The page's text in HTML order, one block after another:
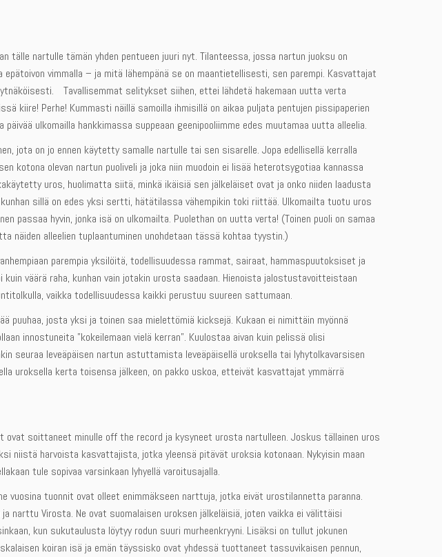
tälle nartulle tämän yhden pentueen juuri nyt. Tilanteessa, jossa nartun juoksu on
vimmalla – ja mitä lähempänä se on maantietellisesti, sen parempi. Kasvattajat
Tavallisemmat selitykset siihen, ettei lähdetä hakemaan uutta verta
kiire! Perhe! Kummasti näillä samoilla ihmisillä on aikaa puljata pentujen pissipaperien
ulkomailla hankkimassa suppeaan geenipooliimme edes muutamaa uutta alleelia.
jota on jo ennen käytetty samalle nartulle tai sen sisarelle. Jopa edellisellä kerralla
kotona olevan nartun puoliveli ja joka niin muodoin ei lisää heterotsygotiaa kannassa
uros, huolimatta siitä, minkä ikäisiä sen jälkeläiset ovat ja onko niiden laadusta
sillä on edes yksi sertti, hätätilassa vähempikin toki riittää. Ulkomailta tuotu uros
passaa hyvin, jonka isä on ulkomailta. Puolethan on uutta verta! (Toinen puoli on samaa
alleelien tuplaantuminen unohdetaan tässä kohtaa tyystin.)
parempia yksilöitä, todellisuudessa rammat, sairaat, hammaspuutoksiset ja
väärä raha, kunhan vain jotakin urosta saadaan. Hienoista jalostustavoitteistaan
vaikka todellisuudessa kaikki perustuu suureen sattumaan.
puuhaa, josta yksi ja toinen saa mielettömiä kicksejä. Kukaan ei nimittäin myönnä
innostuneita ”kokeilemaan vielä kerran”. Kuulostaa aivan kuin pelissä olisi
seuraa leveäpäisen nartun astuttamista leveäpäisellä uroksella tai lyhytolkavarsisen
uroksella kerta toisensa jälkeen, on pakko uskoa, etteivät kasvattajat ymmärrä
soittaneet minulle off the record ja kysyneet urosta nartulleen. Joskus tällainen uros
niistä harvoista kasvattajista, jotka yleensä pitävät uroksia kotonaan. Nykyisin maan
tule sopivaa varsinkaan lyhyellä varoitusajalla.
vuosina tuonnit ovat olleet enimmäkseen narttuja, jotka eivät urostilannetta paranna.
narttu Virosta. Ne ovat suomalaisen uroksen jälkeläisiä, joten vaikka ei välittäisi
kun sukutaulusta löytyy rodun suuri murheenkryyni. Lisäksi on tullut jokunen
koiran isä ja emän täyssisko ovat yhdessä tuottaneet tassuvikaisen pennun,